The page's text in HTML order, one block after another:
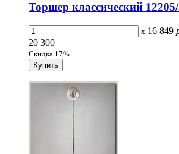
Торшер классический
x 16 849
20 300
Скидка 17%